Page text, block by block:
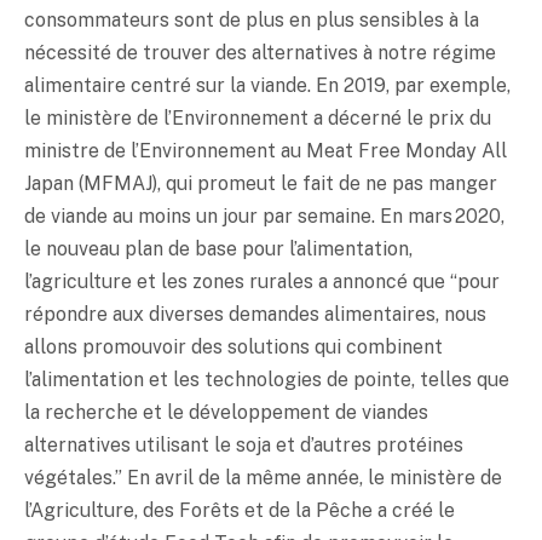
consommateurs sont de plus en plus sensibles à la
nécessité de trouver des alternatives à notre régime
alimentaire centré sur la viande. En 2019, par exemple,
le ministère de l’Environnement a décerné le prix du
ministre de l’Environnement au Meat Free Monday All
Japan (MFMAJ), qui promeut le fait de ne pas manger
de viande au moins un jour par semaine. En mars 2020,
le nouveau plan de base pour l’alimentation,
l’agriculture et les zones rurales a annoncé que “pour
répondre aux diverses demandes alimentaires, nous
allons promouvoir des solutions qui combinent
l’alimentation et les technologies de pointe, telles que
la recherche et le développement de viandes
alternatives utilisant le soja et d’autres protéines
végétales.” En avril de la même année, le ministère de
l’Agriculture, des Forêts et de la Pêche a créé le